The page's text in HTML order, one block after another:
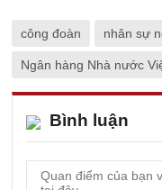
công đoàn nhân sự
Ngân hàng Nhà nước
Bình luận